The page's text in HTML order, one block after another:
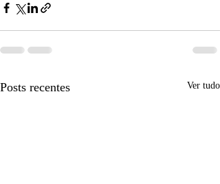
Posts recentes Ver tudo